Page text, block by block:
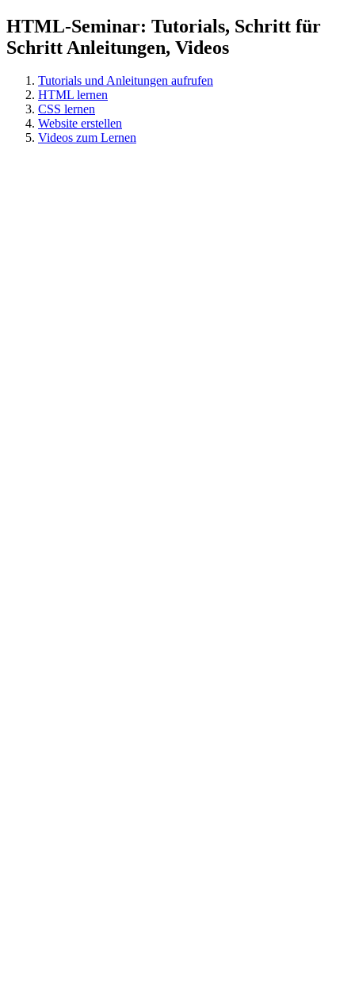
HTML-Seminar: Tutorials, Schritt für
Schritt Anleitungen, Videos
Tutorials und Anleitungen aufrufen
HTML lernen
CSS lernen
Website erstellen
Videos zum Lernen